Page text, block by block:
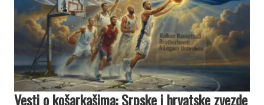
Vesti o košarkašima: Srpske i hrvatske zvezde